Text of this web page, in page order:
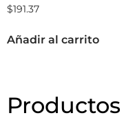
$191.37
Añadir al carrito